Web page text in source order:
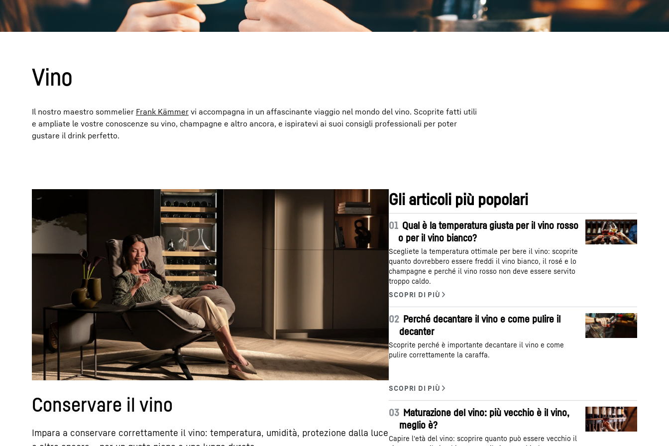
Maggiori informazioni sulla società
Vino
Il nostro maestro sommelier Frank Kämmer vi accompagna in un affascinante viaggio nel mondo del vino. Scoprite fatti utili
e ampliate le vostre conoscenze su vino, champagne e altro ancora, e ispiratevi ai suoi consigli professionali per poter
gustare il drink perfetto.
Conservare il vino
Impara a conservare correttamente il vino: temperatura, umidità, protezione dalla luce
Gli articoli più popolari
01 Qual è la temperatura giusta per il vino rosso
o per il vino bianco?
Scegliete la temperatura ottimale per bere il vino: scoprite
quanto dovrebbero essere freddi il vino bianco, il rosé e lo
champagne e perché il vino rosso non deve essere servito
troppo caldo.
02 Perché decantare il vino e come pulire il
decanter
Scoprite perché è importante decantare il vino e come
pulire correttamente la caraffa.
03 Maturazione del vino: più vecchio è il vino,
meglio è?
Capire l'età del vino: scoprire quanto può essere vecchio il